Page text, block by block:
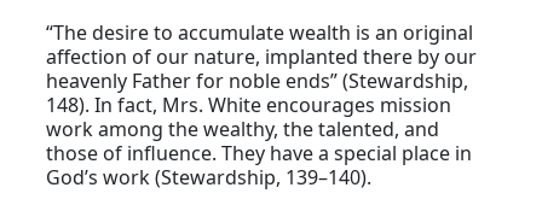
“The desire to accumulate wealth is an original
affection of our nature, implanted there by our
heavenly Father for noble ends” (Stewardship,
148). In fact, Mrs. White encourages mission
work among the wealthy, the talented, and
those of influence. They have a special place in
God’s work (Stewardship, 139–140).